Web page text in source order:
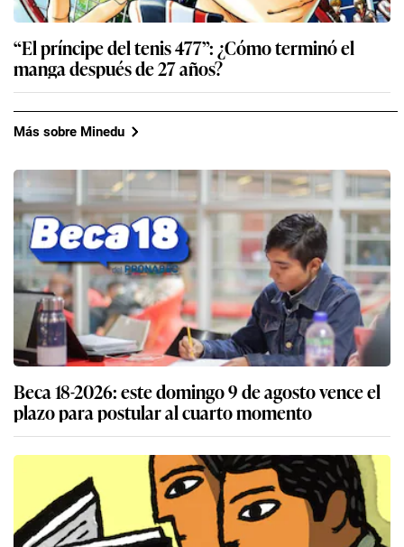
“El príncipe del tenis 477”: ¿Cómo terminó el
manga después de 27 años?
Más sobre Minedu
Beca 18-2026: este domingo 9 de agosto vence el
plazo para postular al cuarto momento